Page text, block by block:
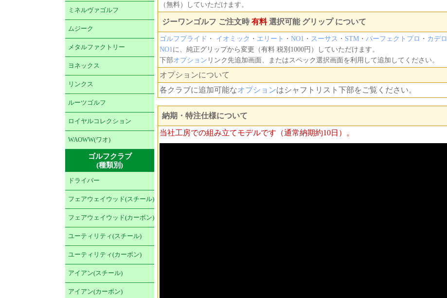
ミネルヴァゴルフ
ムジーク
メタルファクトリー
ヨネックス
リンクス
ルーツゴルフ
ロイヤルコレクション
WAOWW(ワオ)
ゴルフクラブ
(種類別)
ドライバー
フェアウェイウッド(スチール)
フェアウェイウッド(カーボン)
ユーティリティ(スチール)
ユーティリティ(カーボン)
アイアン(スチール)
アイアン(カーボン)
（無料）していただけます。
ジーワンゴルフ ご注文時有料選択可能 グリップ について
ゴルフプライド ・ イオミック ・ エリート ・ NO1 ・ スーサス ・ STM ・ パーフェクトプロ ・ カデロ
NO1 に、純正グリップから変更（有料 税別1000円）していただけます。
下部オプション リンク先追加画面、またはスペック選択画面を利用して追加してください。
オプションについて
各クラブに追加可能なオプションはシャフトリスト下部をご覧ください。
納期・特注仕様について
当社工房での組み立てモデルです（通常納期約10日）。